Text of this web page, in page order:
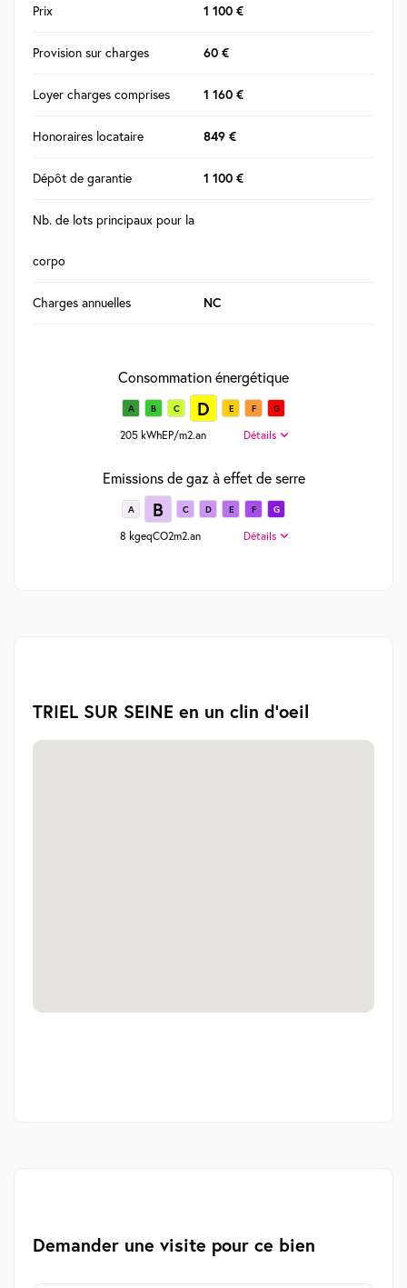
Prix 1 100 €
Provision sur charges 60 €
Loyer charges comprises 1 160 €
Honoraires locataire 849 €
Dépôt de garantie 1 100 €
Nb. de lots principaux pour la
corpo
Charges annuelles NC
Consommation énergétique
A B C D E F G
205 kWhEP/m2.an Détails
Emissions de gaz à effet de serre
A B C D E F G
8 kgeqCO2m2.an Détails
TRIEL SUR SEINE en un clin d'oeil
Demander une visite pour ce bien